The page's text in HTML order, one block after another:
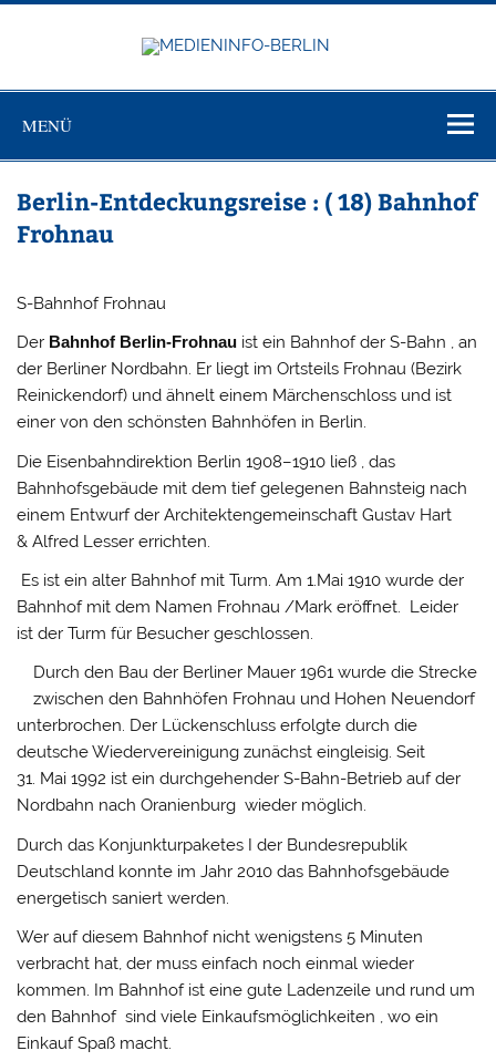
Zum
MENÜ
Berlin-Entdeckungsreise : ( 18) Bahnhof
Frohnau
S-Bahnhof Frohnau
Der Bahnhof Berlin-Frohnau ist ein Bahnhof der S-Bahn , an
der Berliner Nordbahn. Er liegt im Ortsteils Frohnau (Bezirk
Reinickendorf) und ähnelt einem Märchenschloss und ist
einer von den schönsten Bahnhöfen in Berlin.
Die Eisenbahndirektion Berlin 1908–1910 ließ , das
Bahnhofsgebäude mit dem tief gelegenen Bahnsteig nach
einem Entwurf der Architektengemeinschaft Gustav Hart
& Alfred Lesser errichten.
Es ist ein alter Bahnhof mit Turm. Am 1.Mai 1910 wurde der
Bahnhof mit dem Namen Frohnau /Mark eröffnet. Leider
ist der Turm für Besucher geschlossen.
Durch den Bau der Berliner Mauer 1961 wurde die Strecke
zwischen den Bahnhöfen Frohnau und Hohen Neuendorf
unterbrochen. Der Lückenschluss erfolgte durch die
deutsche Wiedervereinigung zunächst eingleisig. Seit
31. Mai 1992 ist ein durchgehender S-Bahn-Betrieb auf der
Nordbahn nach Oranienburg wieder möglich.
Durch das Konjunkturpaketes I der Bundesrepublik
Deutschland konnte im Jahr 2010 das Bahnhofsgebäude
energetisch saniert werden.
Wer auf diesem Bahnhof nicht wenigstens 5 Minuten
verbracht hat, der muss einfach noch einmal wieder
kommen. Im Bahnhof ist eine gute Ladenzeile und rund um
den Bahnhof sind viele Einkaufsmöglichkeiten , wo ein
Einkauf Spaß macht.